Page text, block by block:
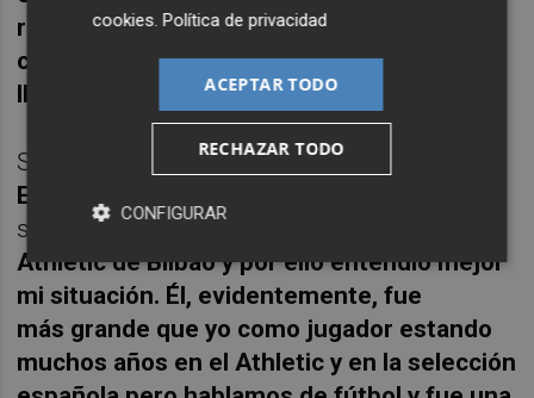
remangarme y a luchar un año más. Hablé
con todos y estaban de acuerdo y así
llegamos a la renovación", agregó.
Sobre su conversación conJoseba
Exteberria
siguiente:"Joseba vivió algo parecido en el
Athletic de Bilbao y por ello entendió mejor
mi situación. Él, evidentemente, fue
más grande que yo como jugador estando
muchos años en el Athletic y en la selección
cookies .Política de privacidad
ACEPTAR TODO
RECHAZAR TODO
CONFIGURAR